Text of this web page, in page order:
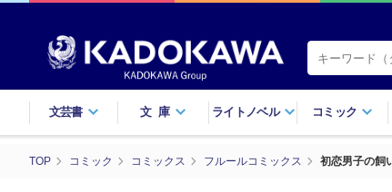
文芸書 文庫 ライトノベル コミック
TOP コミック コミックス フルールコミックス 初恋男子の飼